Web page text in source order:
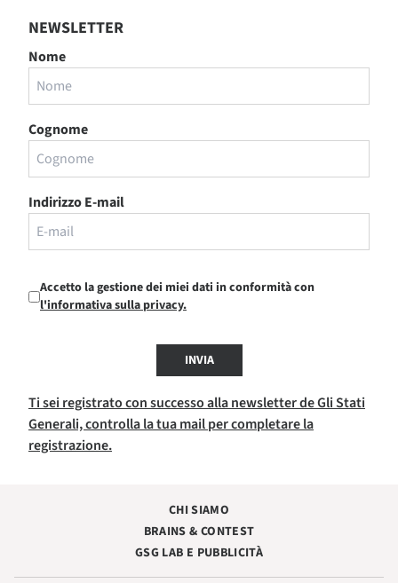
NEWSLETTER
Nome
Cognome
Indirizzo E-mail
Accetto la gestione dei miei dati in conformità con
l'informativa sulla privacy.
INVIA
Ti sei registrato con successo alla newsletter de Gli Stati
Generali, controlla la tua mail per completare la
registrazione.
CHI SIAMO
BRAINS & CONTEST
GSG LAB E PUBBLICITÀ